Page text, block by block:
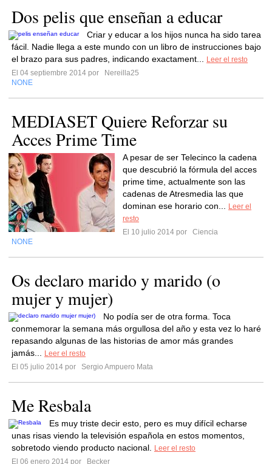
Dos pelis que enseñan a educar
Criar y educar a los hijos nunca ha sido tarea
fácil. Nadie llega a este mundo con un libro de instrucciones bajo
el brazo para sus padres, indicando exactament...
Leer el resto
El 04 septiembre 2014 por
Nereilla25
NONE
MEDIASET Quiere Reforzar su
Acces Prime Time
A pesar de ser Telecinco la cadena
que descubrió la fórmula del acces
prime time, actualmente son las
cadenas de Atresmedia las que
dominan ese horario con...
Leer el
resto
El 10 julio 2014 por
Ciencia
NONE
Os declaro marido y marido (o
mujer y mujer)
No podía ser de otra forma. Toca
conmemorar la semana más orgullosa del año y esta vez lo haré
repasando algunas de las historias de amor más grandes
jamás...
Leer el resto
El 05 julio 2014 por
Sergio Ampuero Mata
Me Resbala
Es muy triste decir esto, pero es muy difícil echarse
unas risas viendo la televisión española en estos momentos,
sobretodo viendo producto nacional.
Leer el resto
El 06 enero 2014 por
Becker